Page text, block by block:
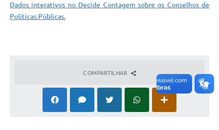
Dados interativos no Decide Contagem sobre os Conselhos de
Políticas Públicas.
COMPARTILHAR